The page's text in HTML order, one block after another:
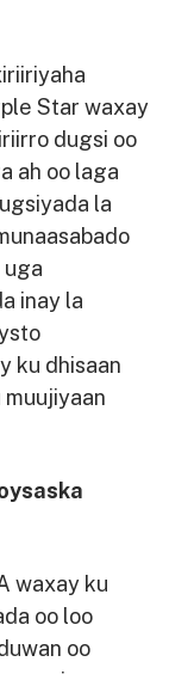
Star waxay
dugsi oo
ah oo laga
la
uga
inay la
ku dhisaan
muujiyaan
waxay ku
oo loo
oo